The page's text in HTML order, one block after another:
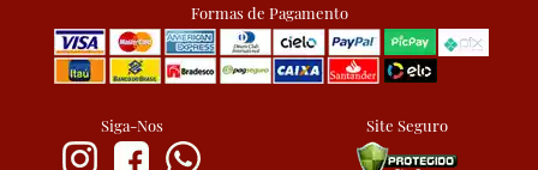
Formas de Pagamento
Siga-Nos Site Seguro